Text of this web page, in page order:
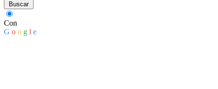
Buscar
Con
G o o g l e